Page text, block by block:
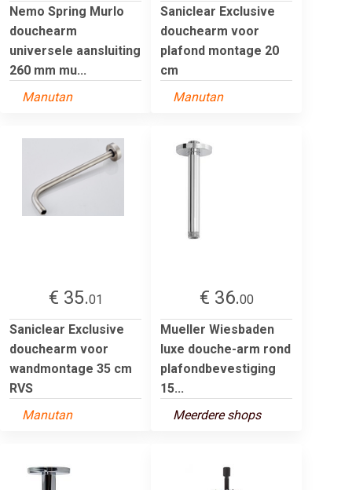
Nemo Spring Murlo
douchearm
universele aansluiting
260 mm mu...
Manutan
Saniclear Exclusive
douchearm voor
plafond montage 20
cm
Manutan
€ 35.01
Saniclear Exclusive
douchearm voor
wandmontage 35 cm
RVS
Manutan
€ 36.00
Mueller Wiesbaden
luxe douche-arm rond
plafondbevestiging
15...
Meerdere shops